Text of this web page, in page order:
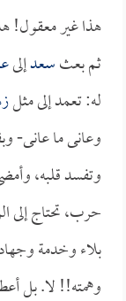
هذا غير معقول!
ثم بعثسعدإلى
له: تعمد إلى مثل
وعانى ما عانى-
وتفسد قلبه،
حرب، تحتاج إلى
بلاء وخدمة
وهمته!! لا. بل